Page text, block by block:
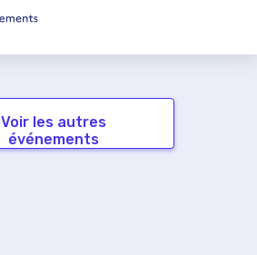
Voir les autres
événements